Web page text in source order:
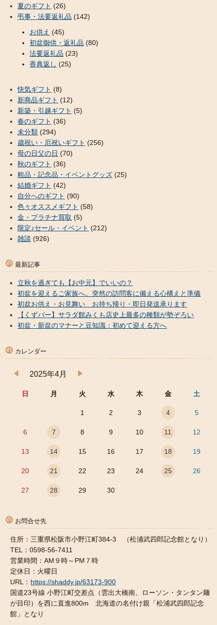
夏のギフト (26)
弔事・法要返礼品 (142)
お供え (45)
初盆御供・返礼品 (80)
法要返礼品 (23)
香典返し (25)
快気ギフト (8)
新商品ギフト (12)
新築・引越ギフト (5)
春のギフト (36)
未分類 (294)
歳祝い・厄祝いギフト (256)
母の日父の日 (70)
秋のギフト (36)
粗品・記念品・イベントグッズ (25)
結婚ギフト (42)
自分へのギフト (90)
色々オススメギフト (58)
金・プラチナ買取 (5)
限定♪セール・イベント (212)
雑談 (926)
最新記事
立秋を過ぎても【お中元】でいいの？
初盆を迎えるご家族へ。突然の訪問客に備える心構えと準備
初盆お供え・お見舞い お持ち帰り・即日発送承ります
【くずバー】サラダ館みくも店史上最多の種類が勢ぞろい
初盆・新盆のマナーと豆知識：初めて迎える方へ
カレンダー
2025年4月
日 月 火 水 木 金 土
1 2 3 4 5
6 7 8 9 10 11 12
13 14 15 16 17 18 19
20 21 22 23 24 25 26
27 28 29 30
お問合せ先
住所：三重県松阪市小野江町384-3 （松浦武四郎記念館となり）
TEL：0598-56-7411
営業時間：AM９時～PM７時
定休日：火曜日
URL： https://shaddy.jp/63173-900
国道23号線 小野江町交差点（雲出大橋南、ローソン・タンタン麺
が目印）を西に直進800m 北海道の名付け親「松浦武四郎記念
館」となり